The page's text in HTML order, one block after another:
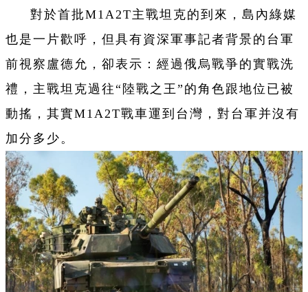
對於首批M1A2T主戰坦克的到來，島內綠媒
也是一片歡呼，但具有資深軍事記者背景的台軍
前視察盧德允，卻表示：經過俄烏戰爭的實戰洗
禮，主戰坦克過往“陸戰之王”的角色跟地位已被
動搖，其實M1A2T戰車運到台灣，對台軍并沒有
加分多少。